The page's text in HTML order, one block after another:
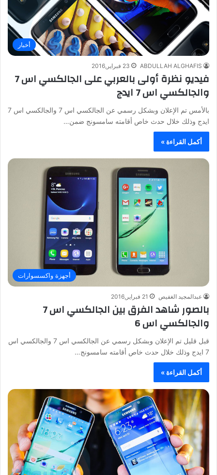
أخبار
ABDULLAH ALGHAFIS 23 فبراير,2016
فيديو نظرة أولى بالعربي على الجالكسي اس 7
والجالكسي اس 7 ايدج
بالأمس تم الإعلان وبشكل رسمي عن الجالكسي اس 7 والجالكسي اس 7
ايدج وذلك خلال حدث خاص أقامته سامسونج ضمن…
أكمل القراءة »
أجهزة واكسسوارات
عبدالمجيد الغفيص 21 فبراير,2016
بالصور شاهد الفرق بين الجالكسي اس 7
والجالكسي اس 6
قبل قليل تم الإعلان وبشكل رسمي عن الجالكسي اس 7 والجالكسي اس
7 ايدج وذلك خلال حدث خاص أقامته سامسونج…
أكمل القراءة »